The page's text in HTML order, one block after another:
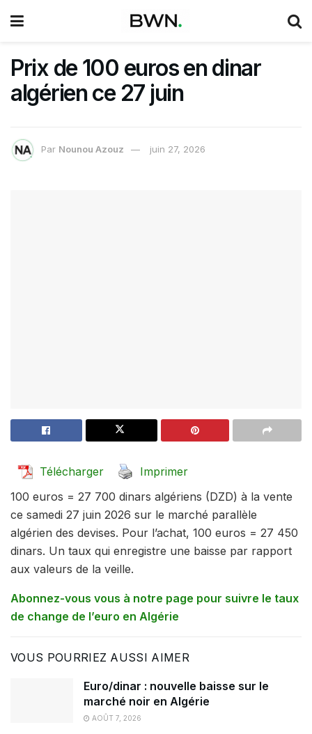
Prix de 100 euros en dinar
algérien ce 27 juin
Par Nounou Azouz juin 27, 2026
Télécharger
Imprimer
100 euros = 27 700 dinars algériens (DZD) à la vente
ce samedi 27 juin 2026 sur le marché parallèle
algérien des devises. Pour l’achat, 100 euros = 27 450
dinars. Un taux qui enregistre une baisse par rapport
aux valeurs de la veille.
Abonnez-vous vous à notre page pour suivre le taux
de change de l’euro en Algérie
VOUS POURRIEZ AUSSI AIMER
Euro/dinar : nouvelle baisse sur le
marché noir en Algérie
AOÛT 7, 2026